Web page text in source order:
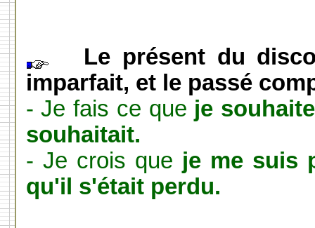
Le présent du
imparfait, et le passé
- Je fais ce que je souhaite
souhaitait.
- Je crois que je me suis
qu'il s'était perdu.